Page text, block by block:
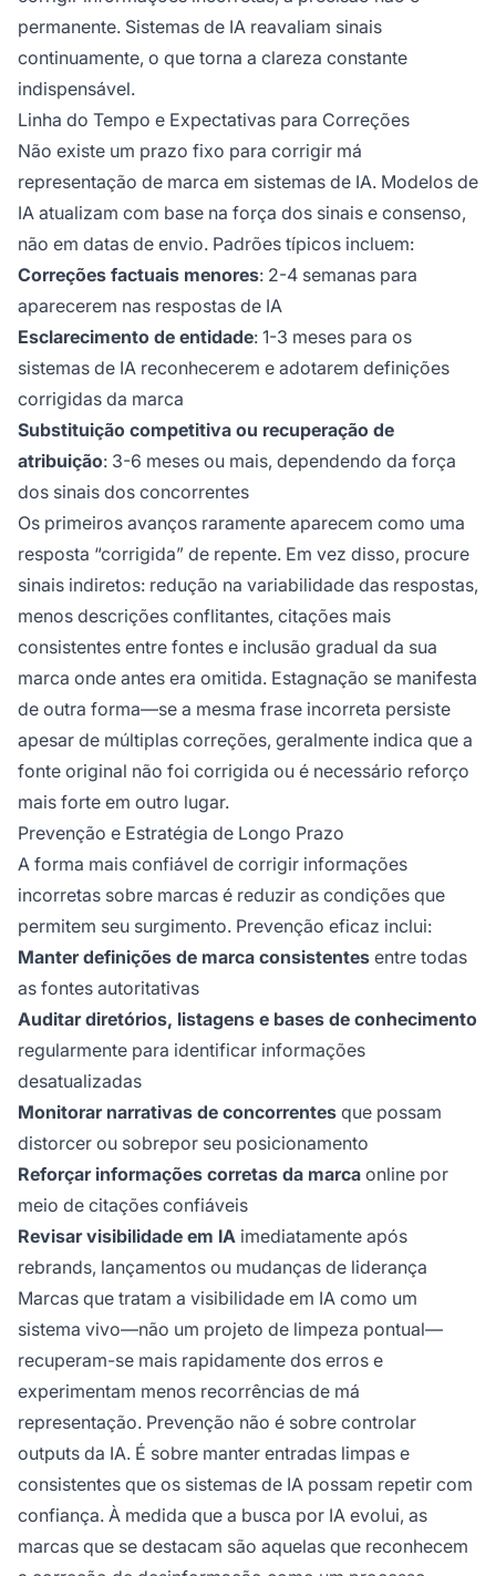
permanente. Sistemas de IA reavaliam sinais
continuamente, o que torna a clareza constante
indispensável.
Linha do Tempo e Expectativas para Correções
Não existe um prazo fixo para corrigir má
representação de marca em sistemas de IA. Modelos de
IA atualizam com base na força dos sinais e consenso,
não em datas de envio. Padrões típicos incluem:
Correções factuais menores: 2-4 semanas para
aparecerem nas respostas de IA
Esclarecimento de entidade: 1-3 meses para os
sistemas de IA reconhecerem e adotarem definições
corrigidas da marca
Substituição competitiva ou recuperação de
atribuição: 3-6 meses ou mais, dependendo da força
dos sinais dos concorrentes
Os primeiros avanços raramente aparecem como uma
resposta “corrigida” de repente. Em vez disso, procure
sinais indiretos: redução na variabilidade das respostas,
menos descrições conflitantes, citações mais
consistentes entre fontes e inclusão gradual da sua
marca onde antes era omitida. Estagnação se manifesta
de outra forma—se a mesma frase incorreta persiste
apesar de múltiplas correções, geralmente indica que a
fonte original não foi corrigida ou é necessário reforço
mais forte em outro lugar.
Prevenção e Estratégia de Longo Prazo
A forma mais confiável de corrigir informações
incorretas sobre marcas é reduzir as condições que
permitem seu surgimento. Prevenção eficaz inclui:
Manter definições de marca consistentes entre todas
as fontes autoritativas
Auditar diretórios, listagens e bases de conhecimento
regularmente para identificar informações
desatualizadas
Monitorar narrativas de concorrentes que possam
distorcer ou sobrepor seu posicionamento
Reforçar informações corretas da marca online por
meio de citações confiáveis
Revisar visibilidade em IA imediatamente após
rebrands, lançamentos ou mudanças de liderança
Marcas que tratam a visibilidade em IA como um
sistema vivo—não um projeto de limpeza pontual—
recuperam-se mais rapidamente dos erros e
experimentam menos recorrências de má
representação. Prevenção não é sobre controlar
outputs da IA. É sobre manter entradas limpas e
consistentes que os sistemas de IA possam repetir com
confiança. À medida que a busca por IA evolui, as
marcas que se destacam são aquelas que reconhecem